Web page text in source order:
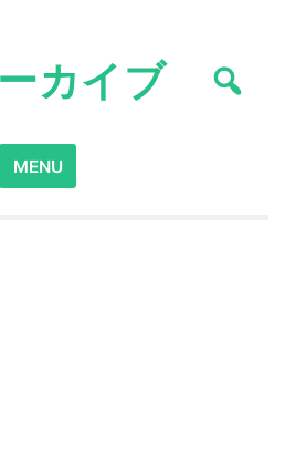
カイブ
Search
for:
MENU